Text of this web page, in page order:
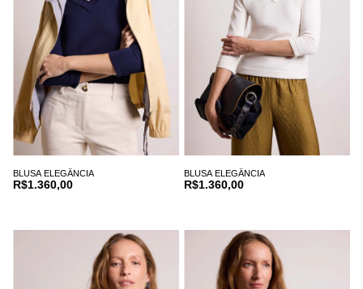
BLUSA ELEGÂNCIA
R$1.360,00
BLUSA ELEGÂNCIA
R$1.360,00